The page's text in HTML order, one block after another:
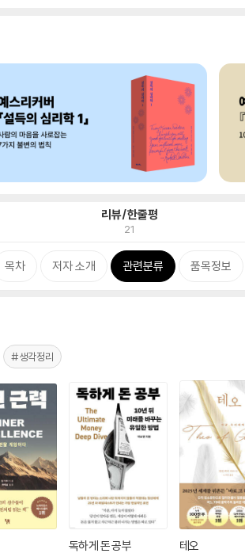
리뷰/한줄평
21
목차 저자 소개 관련분류 품목정보
#생각정리
독하게 돈 공부 테오